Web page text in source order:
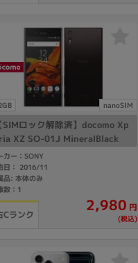
nanoSIM
SIMロック解除済】docomo Xp
XZ SO-01J MineralBlack
カー：SONY
日： 2016/11
品: 本体のみ
数：1
Cランク
2,980 円
(税込)